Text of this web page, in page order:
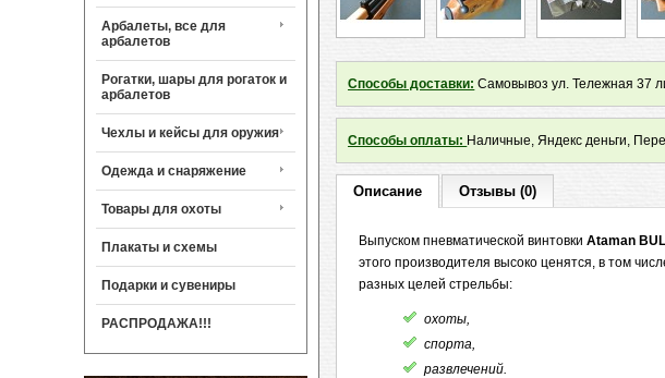
Арбалеты, все для
арбалетов
Рогатки, шары для рогаток и
арбалетов
Чехлы и кейсы для оружия
Одежда и снаряжение
Товары для охоты
Плакаты и схемы
Подарки и сувениры
РАСПРОДАЖА!!!
Способы доставки: Самовывоз ул. Тележная 37
Способы оплаты: Наличные, Яндекс деньги,
Описание Отзывы (0)
Выпуском пневматической винтовкиAtaman
этого производителя высоко ценятся, в том
разных целей стрельбы:
охоты,
спорта,
развлечений.